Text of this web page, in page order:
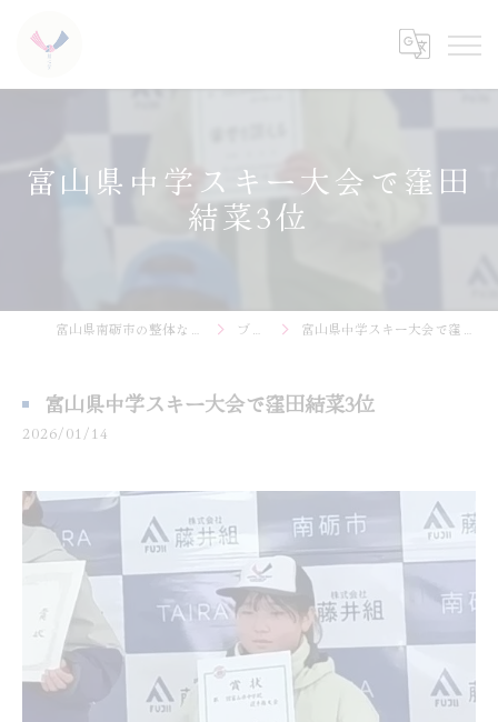
富山県中学スキー大会で窪田
結菜3位
ブログ 富山県中学スキー大会で窪田結菜3位
富山県中学スキー大会で窪田結菜3位
2026/01/14